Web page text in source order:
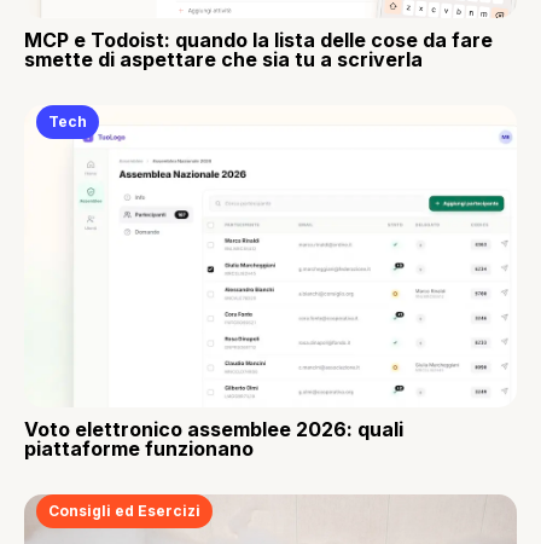
MCP e Todoist: quando la lista delle cose da fare
smette di aspettare che sia tu a scriverla
Tech
Voto elettronico assemblee 2026: quali
piattaforme funzionano
Consigli ed Esercizi